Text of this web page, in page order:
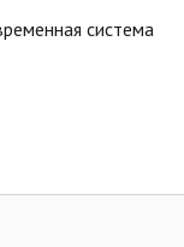
система